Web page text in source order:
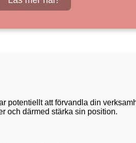
att förvandla din
och därmed stärka sin position.